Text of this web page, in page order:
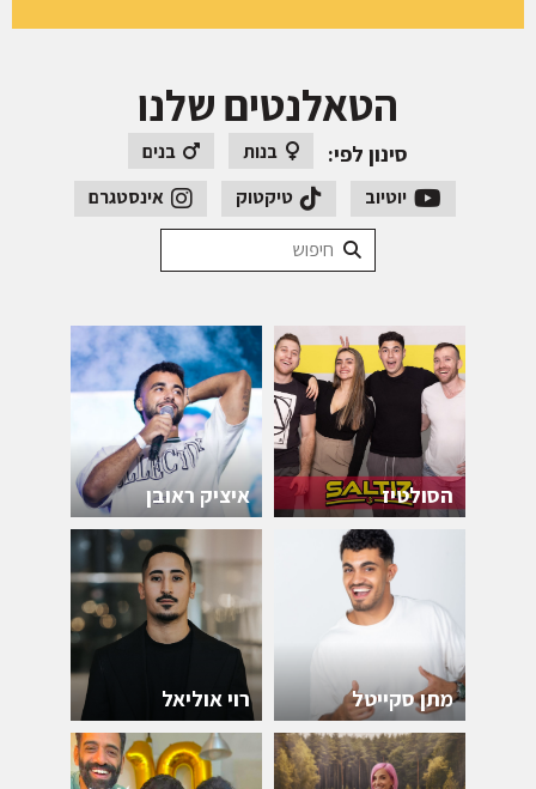
הטאלנטים שלנו
סינון לפי: בנות
בנים
יוטיוב
טיקטוק אינסטגרם
הסולטיז איציק ראובן
מתן סקייטל רוי אוליאל